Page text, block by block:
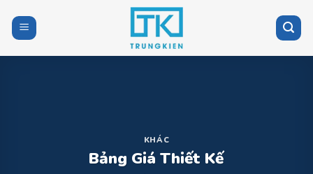
content
KHÁC
Bảng Giá Thiết Kế